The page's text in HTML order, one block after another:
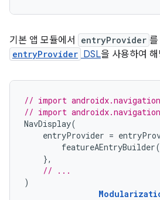
기본 앱 모듈에서 entryProvider 를
entryProvider DSL을 사용하여
// import
// import
NavDisplay(
entryProvider =
featureAEntryBuilder
},
// ...
)